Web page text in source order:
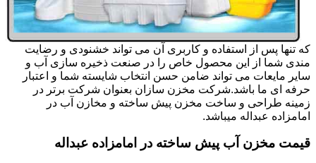
که تنها پس از استفاده و کاربری آن می تواند خشنودی و رضایت
مندی شما از این محصول خاص را در صنعت ذخیره سازی آب و
سایر مایعات می تواند ضامن حسن انتخاب شایسته شما و اعتبار
حرفه ای ما باشد.شرکت مخزن سازان بعنوان شرکت برتر در
زمینه طراحی و ساخت مخزن پیش ساخته و مخازن آب در
امامزاده عبداله میباشد.
قیمت مخزن آب پیش ساخته در امامزاده عبداله